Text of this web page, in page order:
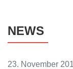
NEWS
23. November